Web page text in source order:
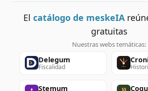
El catálogo de meskeIA
gratuitas
Nuestras webs temáticas:
Delegum
Fiscalidad
Stemum